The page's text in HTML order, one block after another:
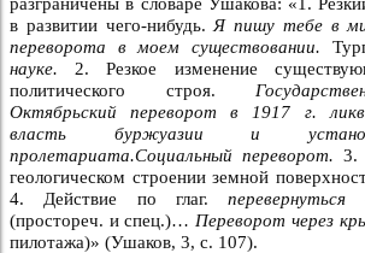
в развитии чего-нибудь. Я пишу тебе в
переворота в моем существовании.
науке. 2. Резкое изменение
политического строя.
Октябрьский переворот в 1917 г.
власть буржуазии и
пролетариата.Социальный переворот. 3.
геологическом строении земной
4. Действие по глаг.
(простореч. и спец.)… Переворот через
пилотажа)» (Ушаков, 3, с. 107).